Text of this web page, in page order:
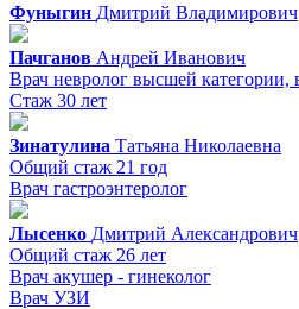
Фуныгин Дмитрий Владимирович
Пачганов Андрей Иванович
Врач невролог высшей категории,
Стаж 30 лет
Зинатулина Татьяна Николаевна
Общий стаж 21 год
Врач гастроэнтеролог
Лысенко Дмитрий Александрович
Общий стаж 26 лет
Врач акушер - гинеколог
Врач УЗИ